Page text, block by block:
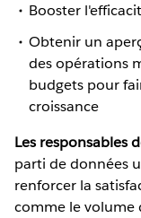
Booster
Obtenir un
des opérations
budgets pour
croissance
Les responsables
parti de données
renforcer la
comme le volume